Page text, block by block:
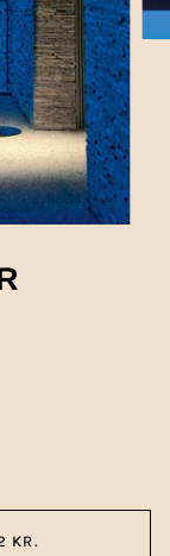
KR.